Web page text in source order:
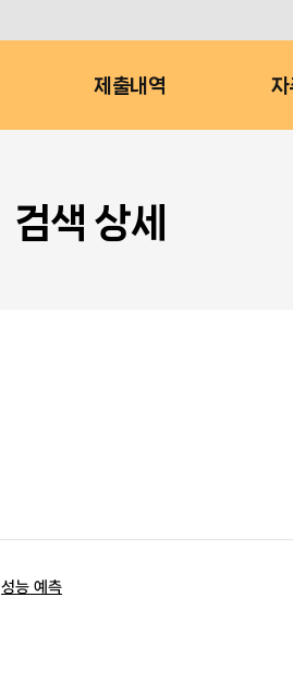
제출내역 자
검색 상세
성능 예측